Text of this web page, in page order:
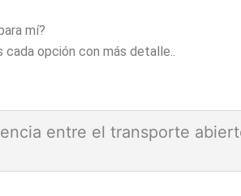
mí?
opción con más detalle..
entre el transporte